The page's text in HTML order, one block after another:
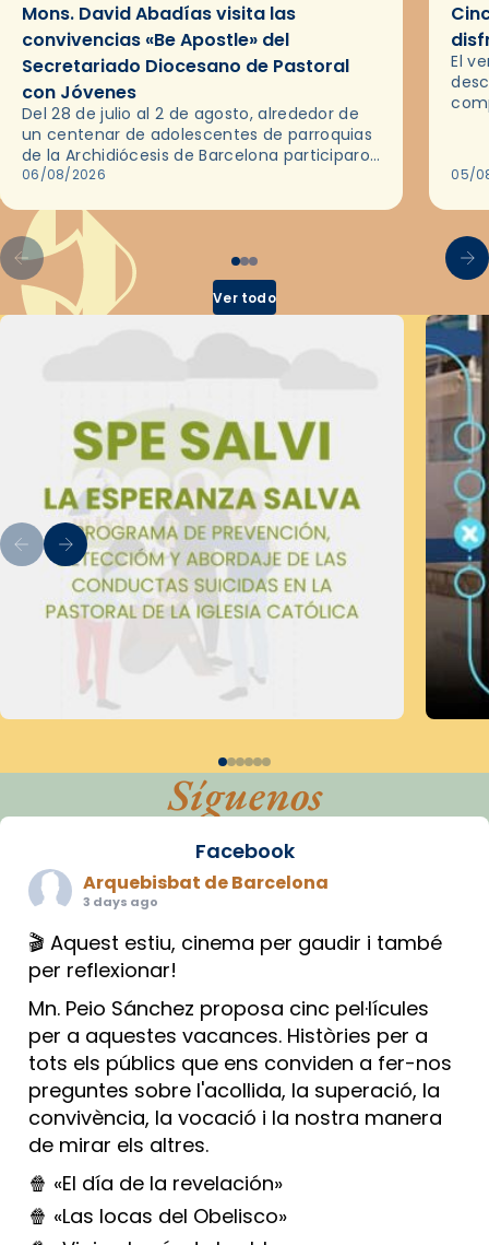
Mons. David Abadías visita las
convivencias «Be Apostle» del
Secretariado Diocesano de Pastoral
con Jóvenes
Del 28 de julio al 2 de agosto, alrededor de
un centenar de adolescentes de parroquias
de la Archidiócesis de Barcelona participaron
en las convivencias Be Apostle, organizadas
06/08/2026
El
05/
Ver todo
Síguenos
Facebook
Arquebisbat de Barcelona
3 days ago
🎬 Aquest estiu, cinema per gaudir i també
per reflexionar!
Mn. Peio Sánchez proposa cinc pel·lícules
per a aquestes vacances. Històries per a
tots els públics que ens conviden a fer-nos
preguntes sobre l'acollida, la superació, la
convivència, la vocació i la nostra manera
de mirar els altres.
🍿 «El día de la revelación»
🍿 «Las locas del Obelisco»